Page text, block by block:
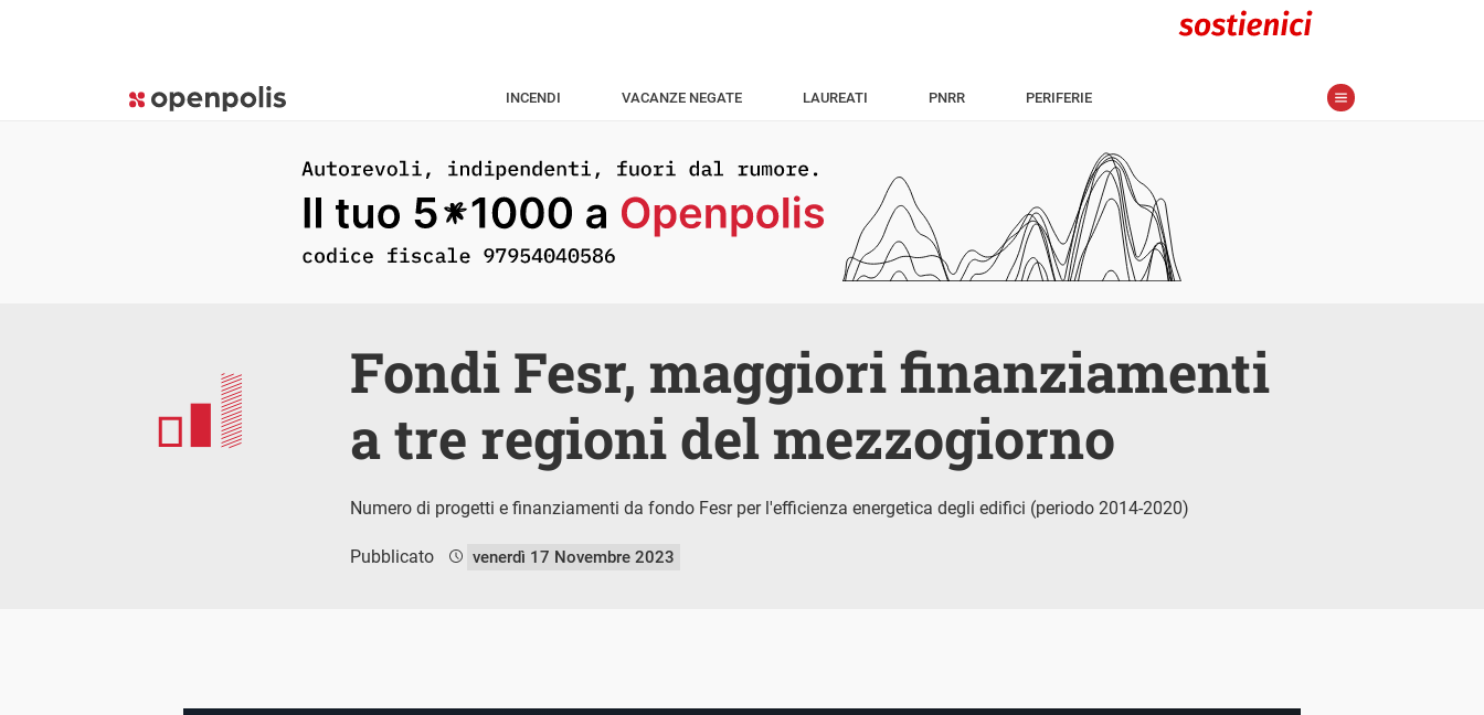
INCENDI VACANZE NEGATE LAUREATI PNRR PERIFERIE
Fondi Fesr, maggiori finanziamenti
a tre regioni del mezzogiorno
Numero di progetti e finanziamenti da fondo Fesr per l'efficienza energetica degli edifici (periodo 2014-2020)
Pubblicato venerdì 17 Novembre 2023